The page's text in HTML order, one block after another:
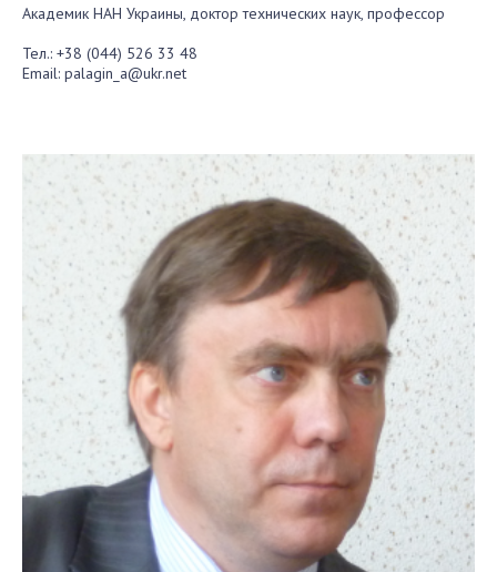
Академик НАН Украины, доктор технических наук, профессор
Тел.: +38 (044) 526 33 48
Email: palagin_a@ukr.net